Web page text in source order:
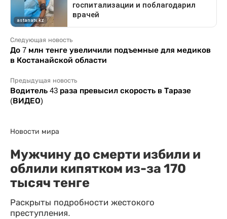
Следующая новость
До 7 млн тенге увеличили подъемные для медиков
в Костанайской области
Предыдущая новость
Водитель 43 раза превысил скорость в Таразе
(ВИДЕО)
Новости мира
Мужчину до смерти избили и
облили кипятком из-за 170
тысяч тенге
Раскрыты подробности жестокого
преступления.